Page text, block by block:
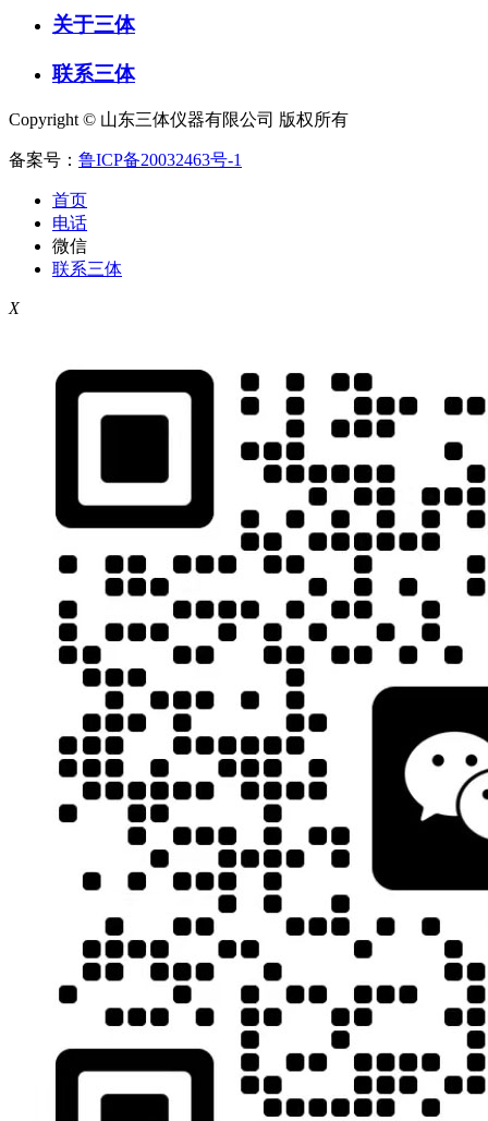
关于三体
联系三体
Copyright © 山东三体仪器有限公司 版权所有
备案号： 鲁ICP备20032463号-1
首页
电话
微信
联系三体
X